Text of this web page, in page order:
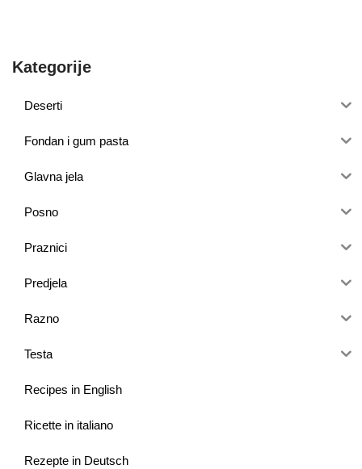
Kategorije
Deserti
Fondan i gum pasta
Glavna jela
Posno
Praznici
Predjela
Razno
Testa
Recipes in English
Ricette in italiano
Rezepte in Deutsch